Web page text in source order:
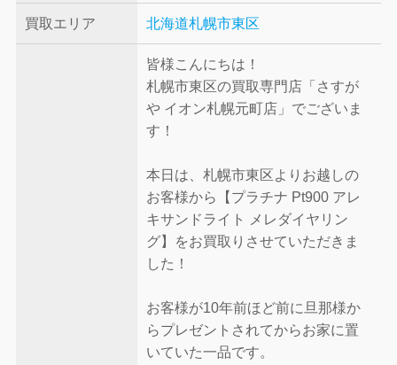
買取エリア 北海道札幌市東区
皆様こんにちは！
札幌市東区の買取専門店「さすが
や イオン札幌元町店」でございま
す！
本日は、札幌市東区よりお越しの
お客様から【プラチナ Pt900 アレ
キサンドライト メレダイヤリン
グ】をお買取りさせていただきま
した！
お客様が10年前ほど前に旦那様か
らプレゼントされてからお家に置
いていた一品です。